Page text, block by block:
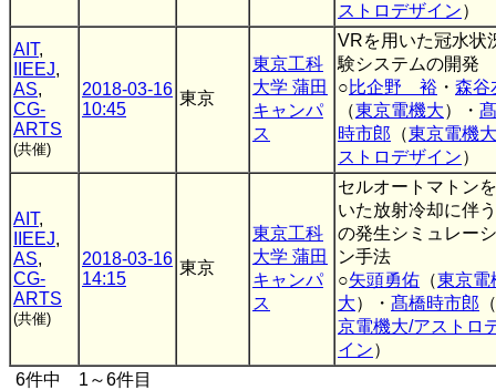
ストロデザイン）
AIT,
IIEEJ,
AS,
CG-
ARTS
(共催)
2018-03-16
10:45
東京
東京工科
大学 蒲田
キャンパ
ス
VRを用いた冠水状
験システムの開発
○比企野 裕 ・ 森谷
（東京電機大）・
時市郎 （東京電機
ストロデザイン）
AIT,
IIEEJ,
AS,
CG-
ARTS
(共催)
2018-03-16
14:15
東京
東京工科
大学 蒲田
キャンパ
ス
セルオートマトン
いた放射冷却に伴
の発生シミュレー
ン手法
○矢頭勇佑 （東京電
大）・ 髙橋時市郎 （
京電機大/アストロ
イン）
6件中 1～6件目